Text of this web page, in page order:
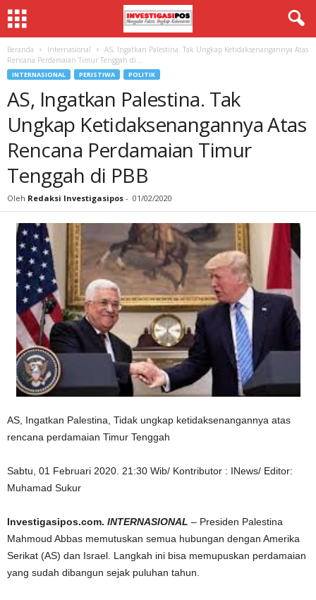
Beranda Internasional
AS, Ingatkan Palestina. Tak Ungkap Ketidaksenangannya Atas
Rencana Perdamaian Timur Tenggah di...
INTERNASIONAL PERISTIWA POLITIK
AS, Ingatkan Palestina. Tak
Ungkap Ketidaksenangannya Atas
Rencana Perdamaian Timur
Tenggah di PBB
Oleh Redaksi Investigasipos - 01/02/2020
AS, Ingatkan Palestina, Tidak ungkap ketidaksenangannya atas
rencana perdamaian Timur Tenggah
Sabtu, 01 Februari 2020. 21:30 Wib/ Kontributor : INews/ Editor:
Muhamad Sukur
Investigasipos.com. INTERNASIONAL – Presiden Palestina
Mahmoud Abbas memutuskan semua hubungan dengan Amerika
Serikat (AS) dan Israel. Langkah ini bisa memupuskan perdamaian
yang sudah dibangun sejak puluhan tahun.